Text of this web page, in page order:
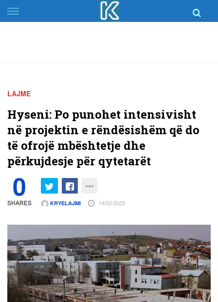
Skip
to
LAJME
Hyseni: Po punohet intensivisht
në projektin e rëndësishëm që do
të ofrojë mbështetje dhe
përkujdesje për qytetarët
0
SHARES KRYELAJMI 14/02/2025